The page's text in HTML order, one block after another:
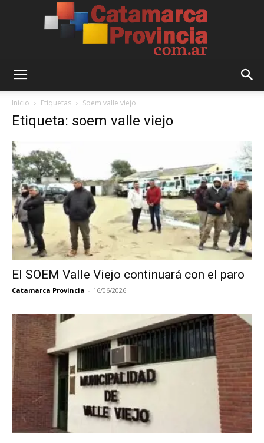
Inicio Etiquetas Soem valle viejo
Etiqueta: soem valle viejo
El SOEM Valle Viejo continuará con el paro
Catamarca Provincia - 16/06/2026